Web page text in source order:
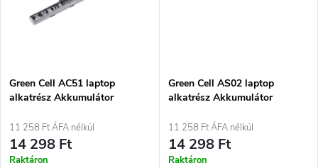
é
s
e
j
a
Green Cell AC51 laptop
alkatrész Akkumulátor
11 258 Ft ÁFA nélkül
14 298 Ft
Raktáron
Green Cell AS02 laptop
alkatrész Akkumulátor
11 258 Ft ÁFA nélkül
14 298 Ft
Raktáron